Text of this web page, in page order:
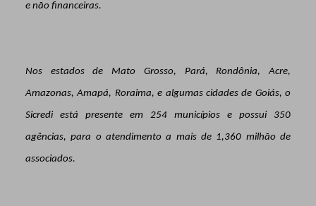
e não financeiras.
Nos estados de Mato Grosso, Pará, Rondônia, Acre,
Amazonas, Amapá, Roraima, e algumas cidades de Goiás, o
Sicredi está presente em 254 municípios e possui 350
agências, para o atendimento a mais de 1,360 milhão de
associados.